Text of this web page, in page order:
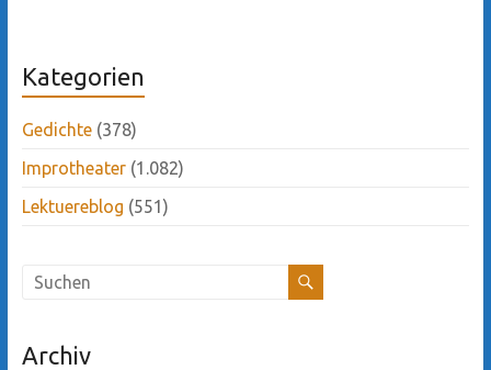
Kategorien
Gedichte(378)
Improtheater(1.082)
Lektuereblog (551)
Archiv